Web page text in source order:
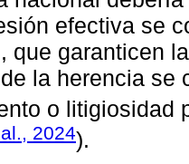
efectiva se
que garanticen
la herencia se
o litigiosidad
2024).